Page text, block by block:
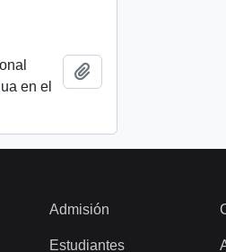
en el
Admisión
Estudiantes